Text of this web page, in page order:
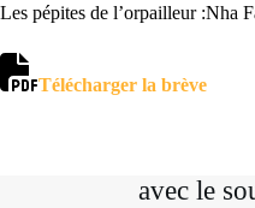
Les pépites de l’orpailleur :Nha
Télécharger la brève
avec le